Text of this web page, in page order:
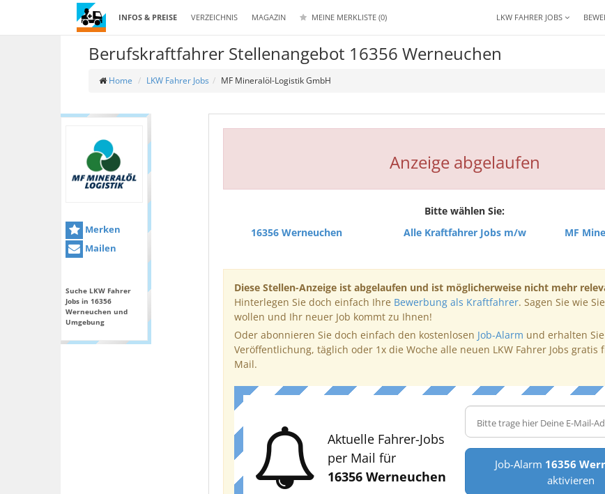
INFOS & PREISE VERZEICHNIS MAGAZIN MEINE MERKLISTE (0) LKW FAHRER JOBS
Berufskraftfahrer Stellenangebot 16356 Werneuchen
Home LKW Fahrer Jobs MF Mineralöl-Logistik GmbH
Merken
Mailen
Suche LKW Fahrer
Jobs in 16356
Werneuchen und
Umgebung
Anzeige abgelaufen
Bitte wählen Sie:
16356 Werneuchen
Alle Kraftfahrer Jobs m/w MF
Diese Stellen-Anzeige ist abgelaufen und ist möglicherweise nicht mehr
Hinterlegen Sie doch einfach Ihre Bewerbung als Kraftfahrer. Sagen Sie wie
wollen und Ihr neuer Job kommt zu Ihnen!
Oder abonnieren Sie doch einfach den kostenlosen Job-Alarm und erhalten
Veröffentlichung, täglich oder 1x die Woche alle neuen LKW Fahrer Jobs gratis
Mail.
Aktuelle Fahrer-Jobs
per Mail für
16356 Werneuchen
Job-Alarm 16356
aktivieren